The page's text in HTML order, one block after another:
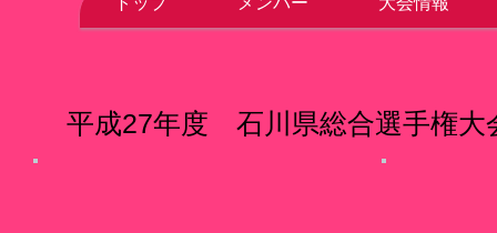
トップ メンバー 大会情報
平成27年度 石川県総合選手権大